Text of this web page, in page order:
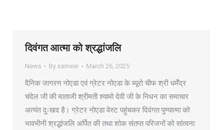
दिवंगत आत्मा को श्रद्धांजलि
News By sameer March 26, 2025
दैनिक जागरण नोएडा एवं ग्रेटर नोएडा के ब्यूरो चीफ श्री धर्मेंद्र
चंदेल जी की माताजी श्रीमती श्यामो देवी जी के निधन का समाचार
अत्यंत दुःखद है। ग्रेटर नोएडा वेस्ट पहुंचकर दिवंगत पुण्यात्मा को
भावभीनी श्रद्धांजलि अर्पित की तथा शोक संतप्त परिजनों को सांत्वना